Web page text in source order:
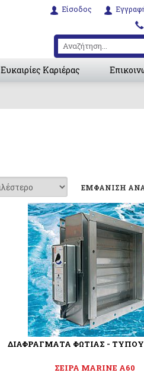
Είσοδος
Ευκαιρίες Καριέρας
ΕΜΦΑΝΙΣΗ
ΔΙΑΦΡΑΓΜΑΤΑ ΦΩΤΙΑΣ - ΤΥΠΟΥ
ΣΕΙΡΑ MARINE A60